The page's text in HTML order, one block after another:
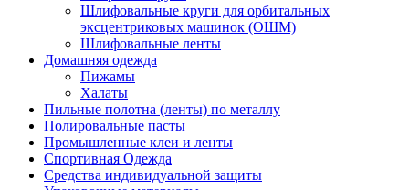
Шлифовальные круги для орбитальных
эксцентриковых машинок (ОШМ)
Шлифовальные ленты
Домашняя одежда
Пижамы
Халаты
Пильные полотна (ленты) по металлу
Полировальные пасты
Промышленные клеи и ленты
Спортивная Одежда
Средства индивидуальной защиты